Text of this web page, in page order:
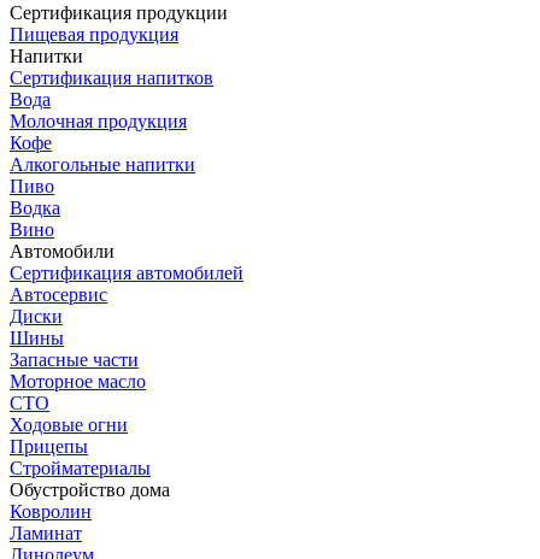
Сертификация продукции
Пищевая продукция
Напитки
Сертификация напитков
Вода
Молочная продукция
Кофе
Алкогольные напитки
Пиво
Водка
Вино
Автомобили
Сертификация автомобилей
Автосервис
Диски
Шины
Запасные части
Моторное масло
СТО
Ходовые огни
Прицепы
Стройматериалы
Обустройство дома
Ковролин
Ламинат
Линолеум